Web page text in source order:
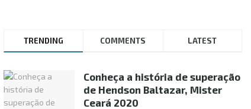
TRENDING COMMENTS LATEST
Conheça a história de superação
de Hendson Baltazar, Mister
Ceará 2020